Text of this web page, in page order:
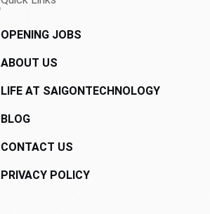
OPENING JOBS
ABOUT US
LIFE AT SAIGONTECHNOLOGY
BLOG
CONTACT US
PRIVACY POLICY